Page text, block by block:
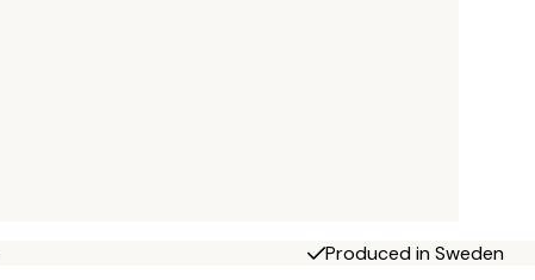
Produced in Sweden